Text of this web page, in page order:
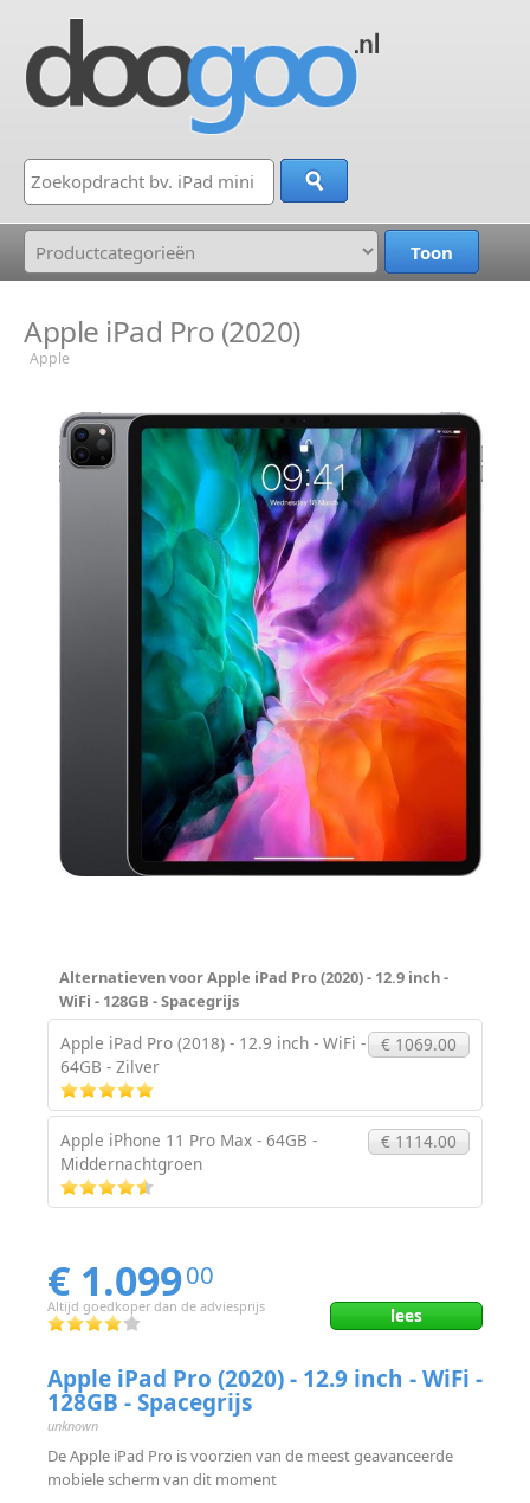
Apple iPad Pro (2020)
Apple
Alternatieven voor Apple iPad Pro (2020) - 12.9 inch -
WiFi - 128GB - Spacegrijs
Apple iPad Pro (2018) - 12.9 inch - WiFi -
64GB - Zilver
€ 1069.00
Apple iPhone 11 Pro Max - 64GB -
Middernachtgroen
€ 1114.00
€ 1.09900
Altijd goedkoper dan de adviesprijs lees
Apple iPad Pro (2020) - 12.9 inch - WiFi -
128GB - Spacegrijs
unknown
De Apple iPad Pro is voorzien van de meest geavanceerde
mobiele scherm van dit moment